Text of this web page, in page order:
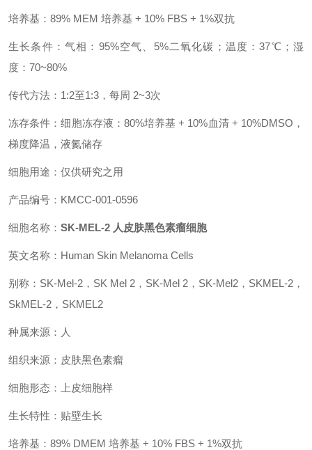
培养基：89% MEM 培养基 + 10% FBS + 1%双抗
生长条件：气相：95%空气、5%二氧化碳；温度：37℃；湿
度：70~80%
传代方法：1:2至1:3，每周 2~3次
冻存条件：细胞冻存液：80%培养基 + 10%血清 + 10%DMSO，
梯度降温，液氮储存
细胞用途：仅供研究之用
产品编号：KMCC-001-0596
细胞名称： SK-MEL-2 人皮肤黑色素瘤细胞
英文名称：Human Skin Melanoma Cells
别称：SK-Mel-2，SK Mel 2，SK-Mel 2，SK-Mel2，SKMEL-2，
SkMEL-2，SKMEL2
种属来源：人
组织来源：皮肤黑色素瘤
细胞形态：上皮细胞样
生长特性：贴壁生长
培养基：89% DMEM 培养基 + 10% FBS + 1%双抗